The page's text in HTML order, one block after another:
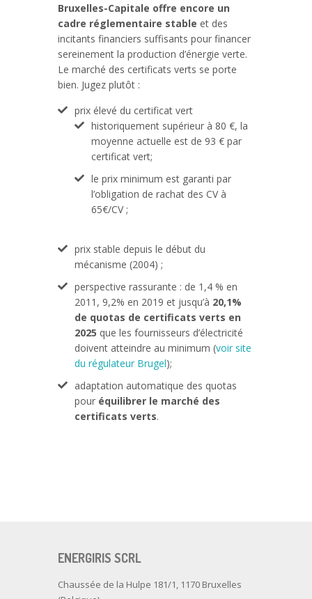
Bruxelles-Capitale offre encore un
cadre réglementaire stable et des
incitants financiers suffisants pour financer
sereinement la production d’énergie verte.
Le marché des certificats verts se porte
bien. Jugez plutôt :
prix élevé du certificat vert
historiquement supérieur à 80 €, la
moyenne actuelle est de 93 € par
certificat vert;
le prix minimum est garanti par
l’obligation de rachat des CV à
65€/CV ;
prix stable depuis le début du
mécanisme (2004) ;
perspective rassurante : de 1,4 % en
2011, 9,2% en 2019 et jusqu’à 20,1%
de quotas de certificats verts en
2025 que les fournisseurs d’électricité
doivent atteindre au minimum (voir site
du régulateur Brugel);
adaptation automatique des quotas
pour équilibrer le marché des
certificats verts.
ENERGIRIS SCRL
Chaussée de la Hulpe 181/1, 1170 Bruxelles